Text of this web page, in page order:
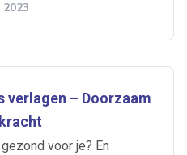
verlagen – Doorzaam
voor je? En